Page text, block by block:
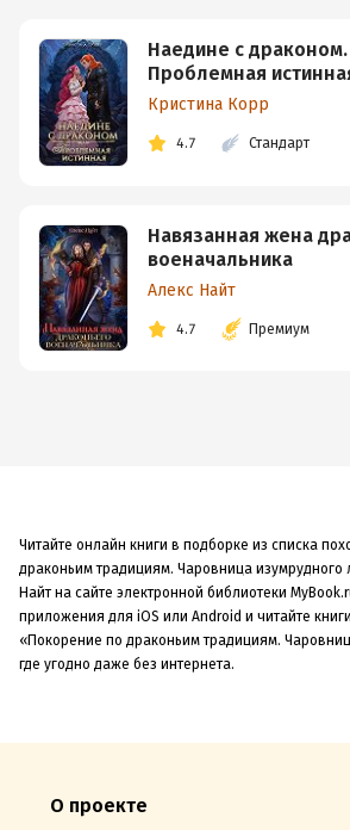
Наедине с драконом.
Проблемная
Кристина Корр
4.7 Стандарт
Навязанная жена
военачальника
Алекс Найт
4.7 Премиум
Читайте онлайн книги в подборке из списка
драконьим традициям. Чаровница изумрудного
Найт на сайте электронной библиотеки
приложения для iOS или Android и читайте
«Покорение по драконьим традициям.
где угодно даже без интернета.
О проекте